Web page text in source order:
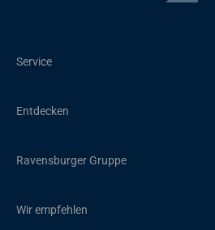
Service
Entdecken
Ravensburger Gruppe
Wir empfehlen